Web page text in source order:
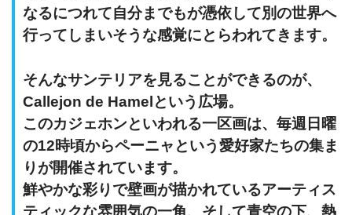
なるにつれて自分までもが憑依して別の世界へ
行ってしまいそうな感覚にとらわれてきます。
そんなサンテリアを見ることができるのが、
Callejon de Hamelという広場。
このカジェホンといわれる一区画は、毎週日曜
の12時頃からペーニャという愛好家たちの集ま
りが開催されています。
鮮やかな彩りで壁画が描かれているアーティス
ティックな雰囲気の一角、そして青空の下、熱